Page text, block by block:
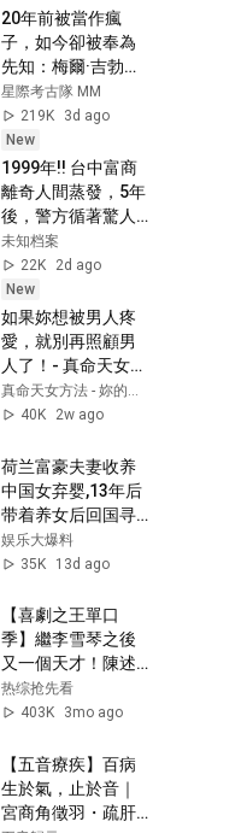
養學家推崇？【老
肉雜談】#水果 #知
識 #美食 #健康 #科
普
20年前被當作瘋
子，如今卻被奉為
先知：梅爾·吉勃遜
到底說了什麼？
星際考古隊 MM
219K
3d ago
New
1999年!! 台中富商
離奇人間蒸發，5年
後，警方循著驚人
線索追查，年輕嫩
妻的駭人真面目終
於曝光…
未知档案
22K
2d ago
New
如果妳想被男人疼
愛，就別再照顧男
人了！- 真命天女方
法
40K
2w ago
荷兰富豪夫妻收养
中国女弃婴,13年后
带着养女后回国寻
亲,生父母真实身份
震惊全场【人间真
娱乐大爆料
35K
13d ago
【喜劇之王單口
季】繼李雪琴之後
又一個天才！陳述
爆笑吐槽00後被催
婚，相親和麵試沒
不下來！#喜剧 #搞
笑
#standupcomedy
热综抢先看
403K
3mo ago
【五音療疾】百病
生於氣，止於音｜
宮商角徵羽・疏肝